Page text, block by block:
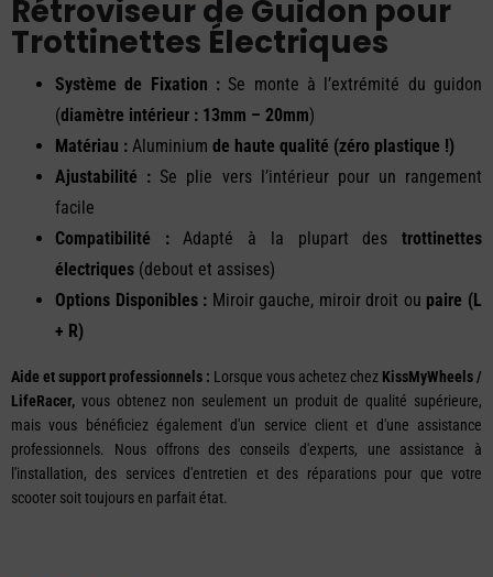
Rétroviseur de Guidon pour
Trottinettes Électriques
Système de Fixation : Se monte à l’extrémité du guidon
(diamètre intérieur : 13mm – 20mm)
Matériau : Aluminium de haute qualité (zéro plastique !)
Ajustabilité : Se plie vers l’intérieur pour un rangement
facile
Compatibilité :Adapté à la plupart destrottinettes
électriques (debout et assises)
Options Disponibles : Miroir gauche, miroir droit ou paire (L
+ R)
Aide et support professionnels : Lorsque vous achetez chez KissMyWheels /
LifeRacer, vous obtenez non seulement un produit de qualité supérieure,
mais vous bénéficiez également d'un service client et d'une assistance
professionnels. Nous offrons des conseils d'experts, une assistance à
l'installation, des services d'entretien et des réparations pour que votre
scooter soit toujours en parfait état.